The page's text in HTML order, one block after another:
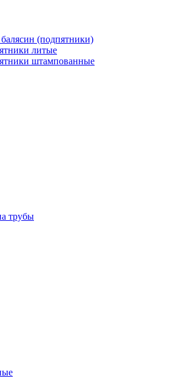
(подпятники)
литые
штампованные
трубы